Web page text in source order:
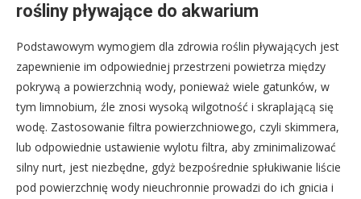
rośliny pływające do akwarium
Podstawowym wymogiem dla zdrowia roślin pływających jest
zapewnienie im odpowiedniej przestrzeni powietrza między
pokrywą a powierzchnią wody, ponieważ wiele gatunków, w
tym limnobium, źle znosi wysoką wilgotność i skraplającą się
wodę. Zastosowanie filtra powierzchniowego, czyli skimmera,
lub odpowiednie ustawienie wylotu filtra, aby zminimalizować
silny nurt, jest niezbędne, gdyż bezpośrednie spłukiwanie liście
pod powierzchnię wody nieuchronnie prowadzi do ich gnicia i